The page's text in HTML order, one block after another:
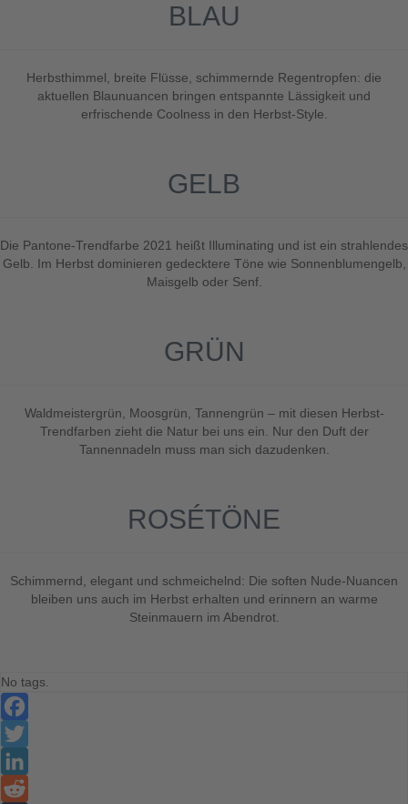
BLAU
Herbsthimmel, breite Flüsse, schimmernde Regentropfen: die
aktuellen Blaunuancen bringen entspannte Lässigkeit und
erfrischende Coolness in den Herbst-Style.
GELB
Die Pantone-Trendfarbe 2021 heißt Illuminating und ist ein strahlendes
Gelb. Im Herbst dominieren gedecktere Töne wie Sonnenblumengelb,
Maisgelb oder Senf.
GRÜN
Waldmeistergrün, Moosgrün, Tannengrün – mit diesen Herbst-
Trendfarben zieht die Natur bei uns ein. Nur den Duft der
Tannennadeln muss man sich dazudenken.
ROSÉTÖNE
Schimmernd, elegant und schmeichelnd: Die soften Nude-Nuancen
bleiben uns auch im Herbst erhalten und erinnern an warme
Steinmauern im Abendrot.
No tags.
Facebook
Twitter
LinkedIn